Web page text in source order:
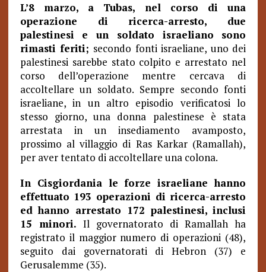
L’8 marzo, a Tubas, nel corso di una
operazione di ricerca-arresto, due
palestinesi e un soldato israeliano sono
rimasti feriti; secondo fonti israeliane, uno dei
palestinesi sarebbe stato colpito e arrestato nel
corso dell’operazione mentre cercava di
accoltellare un soldato. Sempre secondo fonti
israeliane, in un altro episodio verificatosi lo
stesso giorno, una donna palestinese è stata
arrestata in un insediamento avamposto,
prossimo al villaggio di Ras Karkar (Ramallah),
per aver tentato di accoltellare una colona.
In Cisgiordania le forze israeliane hanno
effettuato 193 operazioni di ricerca-arresto
ed hanno arrestato 172 palestinesi, inclusi
15 minori. Il governatorato di Ramallah ha
registrato il maggior numero di operazioni (48),
seguito dai governatorati di Hebron (37) e
Gerusalemme (35).